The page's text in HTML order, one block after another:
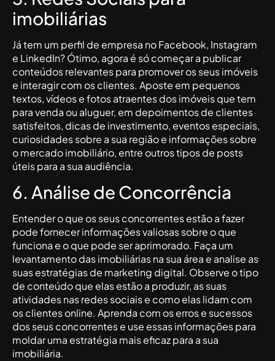
imobiliárias
Já tem um perfil de empresa no Facebook, Instagram
e LinkedIn? Ótimo, agora é só começar a publicar
conteúdos relevantes para promover os seus imóveis
e interagir com os clientes. Aposte em pequenos
textos, vídeos e fotos atraentes dos imóveis que tem
para venda ou aluguer, em depoimentos de clientes
satisfeitos, dicas de investimento, eventos especiais,
curiosidades sobre a sua região e informações sobre
o mercado imobiliário, entre outros tipos de posts
úteis para a sua audiência.
6. Análise de Concorrência
Entender o que os seus concorrentes estão a fazer
pode fornecer informações valiosas sobre o que
funciona e o que pode ser aprimorado. Faça um
levantamento das imobiliárias na sua área e analise as
suas estratégias de marketing digital. Observe o tipo
de conteúdo que elas estão a produzir, as suas
atividades nas redes sociais e como elas lidam com
os clientes online. Aprenda com os erros e sucessos
dos seus concorrentes e use essas informações para
moldar uma estratégia mais eficaz para a sua
imobiliária.